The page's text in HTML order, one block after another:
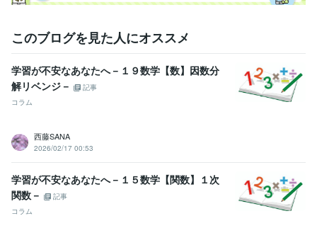
このブログを見た人にオススメ
学習が不安なあなたへ－１９数学【数】因数分
解リベンジ－
記事
コラム
西藤SANA
2026/02/17 00:53
学習が不安なあなたへ－１５数学【関数】１次
関数－
記事
コラム